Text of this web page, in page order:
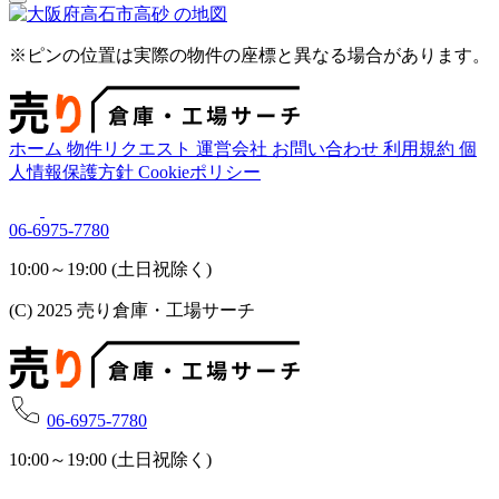
※ピンの位置は実際の物件の座標と異なる場合があります。
ホーム 物件リクエスト 運営会社 お問い合わせ 利用規約 個
人情報保護方針 Cookieポリシー
06-6975-7780
10:00～19:00 (土日祝除く)
(C) 2025 売り倉庫・工場サーチ
06-6975-7780
10:00～19:00 (土日祝除く)